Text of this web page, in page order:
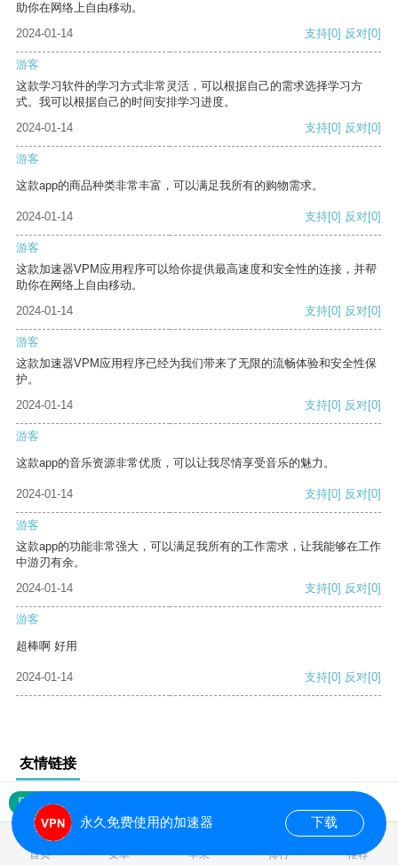
助你在网络上自由移动。
2024-01-14
支持[0] 反对[0]
游客
这款学习软件的学习方式非常灵活，可以根据自己的需求选择学习方
式。我可以根据自己的时间安排学习进度。
2024-01-14
支持[0] 反对[0]
游客
这款app的商品种类非常丰富，可以满足我所有的购物需求。
2024-01-14 支持[0] 反对[0]
游客
这款加速器VPM应用程序可以给你提供最高速度和安全性的连接，并帮
助你在网络上自由移动。
2024-01-14
支持[0] 反对[0]
游客
这款加速器VPM应用程序已经为我们带来了无限的流畅体验和安全性保
护。
2024-01-14
支持[0] 反对[0]
游客
这款app的音乐资源非常优质，可以让我尽情享受音乐的魅力。
2024-01-14 支持[0] 反对[0]
游客
这款app的功能非常强大，可以满足我所有的工作需求，让我能够在工作
中游刃有余。
2024-01-14
支持[0] 反对[0]
游客
超棒啊 好用
2024-01-14 支持[0] 反对[0]
友情链接
网站地图
首页 安卓 苹果 排行 推荐
永久免费使用的加速器 下载
0.955343s